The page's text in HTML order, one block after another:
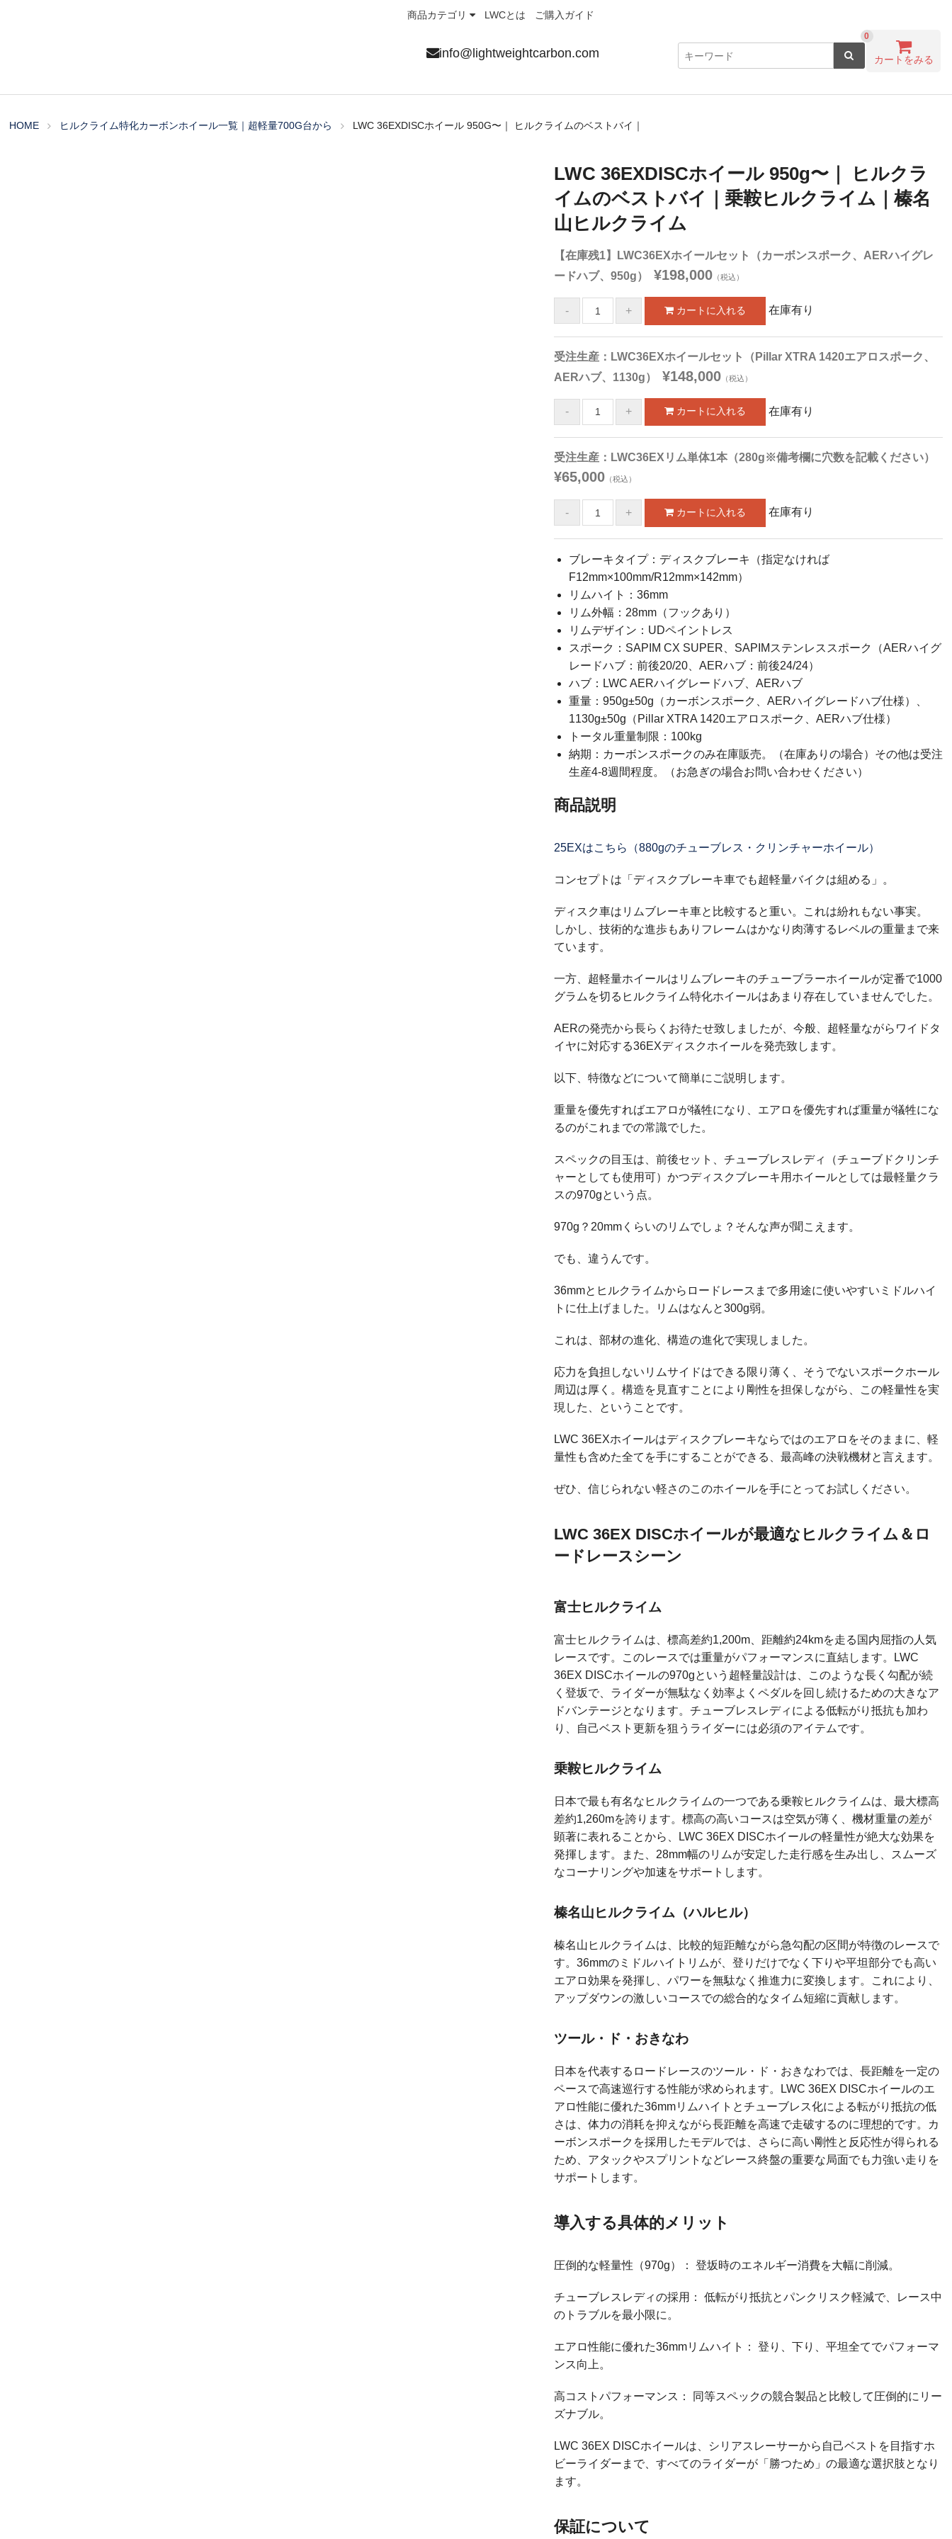
カートをみる
0
商品カテゴリ LWCとは ご購入ガイド
info@lightweightcarbon.com
HOME ヒルクライム特化カーボンホイール一覧｜超軽量700G台から LWC 36EXDISCホイール 950G〜｜ ヒルクライムのベストバイ｜
LWC 36EXDISCホイール 950g〜｜ ヒルクラ
イムのベストバイ｜乗鞍ヒルクライム｜榛名
山ヒルクライム
【在庫残1】LWC36EXホイールセット（カーボンスポーク、AERハイグレ
ードハブ、950g）
¥198,000（税込）
在庫有り
受注生産：LWC36EXホイールセット（Pillar XTRA 1420エアロスポーク、
AERハブ、1130g）
¥148,000（税込）
在庫有り
受注生産：LWC36EXリム単体1本（280g※備考欄に穴数を記載ください）
¥65,000（税込）
在庫有り
ブレーキタイプ：ディスクブレーキ（指定なければ
F12mm×100mm/R12mm×142mm）
リムハイト：36mm
リム外幅：28mm（フックあり）
リムデザイン：UDペイントレス
スポーク：SAPIM CX SUPER、SAPIMステンレススポーク（AERハイグ
レードハブ：前後20/20、AERハブ：前後24/24）
ハブ：LWC AERハイグレードハブ、AERハブ
重量：950g±50g（カーボンスポーク、AERハイグレードハブ仕様）、
1130g±50g（Pillar XTRA 1420エアロスポーク、AERハブ仕様）
トータル重量制限：100kg
納期：カーボンスポークのみ在庫販売。（在庫ありの場合）その他は受注
生産4-8週間程度。（お急ぎの場合お問い合わせください）
商品説明
25EXはこちら（880gのチューブレス・クリンチャーホイール）
コンセプトは「ディスクブレーキ車でも超軽量バイクは組める」。
ディスク車はリムブレーキ車と比較すると重い。これは紛れもない事実。
しかし、技術的な進歩もありフレームはかなり肉薄するレベルの重量まで来
ています。
一方、超軽量ホイールはリムブレーキのチューブラーホイールが定番で1000
グラムを切るヒルクライム特化ホイールはあまり存在していませんでした。
AERの発売から長らくお待たせ致しましたが、今般、超軽量ながらワイドタ
イヤに対応する36EXディスクホイールを発売致します。
以下、特徴などについて簡単にご説明します。
重量を優先すればエアロが犠牲になり、エアロを優先すれば重量が犠牲にな
るのがこれまでの常識でした。
スペックの目玉は、前後セット、チューブレスレディ（チューブドクリンチ
ャーとしても使用可）かつディスクブレーキ用ホイールとしては最軽量クラ
スの970gという点。
970g？20mmくらいのリムでしょ？そんな声が聞こえます。
でも、違うんです。
36mmとヒルクライムからロードレースまで多用途に使いやすいミドルハイ
トに仕上げました。リムはなんと300g弱。
これは、部材の進化、構造の進化で実現しました。
応力を負担しないリムサイドはできる限り薄く、そうでないスポークホール
周辺は厚く。構造を見直すことにより剛性を担保しながら、この軽量性を実
現した、ということです。
LWC 36EXホイールはディスクブレーキならではのエアロをそのままに、軽
量性も含めた全てを手にすることができる、最高峰の決戦機材と言えます。
ぜひ、信じられない軽さのこのホイールを手にとってお試しください。
LWC 36EX DISCホイールが最適なヒルクライム＆ロ
ードレースシーン
富士ヒルクライム
富士ヒルクライムは、標高差約1,200m、距離約24kmを走る国内屈指の人気
レースです。このレースでは重量がパフォーマンスに直結します。LWC
36EX DISCホイールの970gという超軽量設計は、このような長く勾配が続
く登坂で、ライダーが無駄なく効率よくペダルを回し続けるための大きなア
ドバンテージとなります。チューブレスレディによる低転がり抵抗も加わ
り、自己ベスト更新を狙うライダーには必須のアイテムです。
乗鞍ヒルクライム
日本で最も有名なヒルクライムの一つである乗鞍ヒルクライムは、最大標高
差約1,260mを誇ります。標高の高いコースは空気が薄く、機材重量の差が
顕著に表れることから、LWC 36EX DISCホイールの軽量性が絶大な効果を
発揮します。また、28mm幅のリムが安定した走行感を生み出し、スムーズ
なコーナリングや加速をサポートします。
榛名山ヒルクライム（ハルヒル）
榛名山ヒルクライムは、比較的短距離ながら急勾配の区間が特徴のレースで
す。36mmのミドルハイトリムが、登りだけでなく下りや平坦部分でも高い
エアロ効果を発揮し、パワーを無駄なく推進力に変換します。これにより、
アップダウンの激しいコースでの総合的なタイム短縮に貢献します。
ツール・ド・おきなわ
日本を代表するロードレースのツール・ド・おきなわでは、長距離を一定の
ペースで高速巡行する性能が求められます。LWC 36EX DISCホイールのエ
アロ性能に優れた36mmリムハイトとチューブレス化による転がり抵抗の低
さは、体力の消耗を抑えながら長距離を高速で走破するのに理想的です。カ
ーボンスポークを採用したモデルでは、さらに高い剛性と反応性が得られる
ため、アタックやスプリントなどレース終盤の重要な局面でも力強い走りを
サポートします。
導入する具体的メリット
圧倒的な軽量性（970g）： 登坂時のエネルギー消費を大幅に削減。
チューブレスレディの採用： 低転がり抵抗とパンクリスク軽減で、レース中
のトラブルを最小限に。
エアロ性能に優れた36mmリムハイト： 登り、下り、平坦全てでパフォーマ
ンス向上。
高コストパフォーマンス： 同等スペックの競合製品と比較して圧倒的にリー
ズナブル。
LWC 36EX DISCホイールは、シリアスレーサーから自己ベストを目指すホ
ビーライダーまで、すべてのライダーが「勝つため」の最適な選択肢となり
ます。
保証について